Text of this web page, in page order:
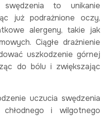
to unikanie
już podrażnione oczy,
alergeny, takie jak
Ciągłe drażnienie
uszkodzenie górnej
do bólu i zwiększając
uczucia swędzenia
i wilgotnego